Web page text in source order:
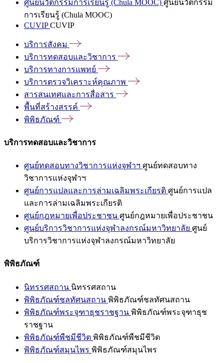
ศูนย์นวัตกรรมการเรียนรู้ (Chula MOOC) ศูนย์นวัตกรรม
การเรียนรู้ (Chula MOOC)
CUVIPCUVIP
บริการสังคม
บริการทดสอบและวิชาการ
บริการทางการแพทย์
บริการตรวจวิเคราะห์คุณภาพ
สารสนเทศและการสื่อสาร
พื้นที่สร้างสรรค์
พิพิธภัณฑ์
บริการทดสอบและวิชาการ
ศูนย์ทดสอบทางวิชาการแห่งจุฬาฯ ศูนย์ทดสอบทาง
วิชาการแห่งจุฬาฯ
ศูนย์การแปลและการล่ามเฉลิมพระเกียรติ ศูนย์การแปล
และการล่ามเฉลิมพระเกียรติ
ศูนย์กฎหมายเพื่อประชาชน ศูนย์กฎหมายเพื่อประชาชน
ศูนย์บริการวิชาการแห่งจุฬาลงกรณ์มหาวิทยาลัย ศูนย์
บริการวิชาการแห่งจุฬาลงกรณ์มหาวิทยาลัย
พิพิธภัณฑ์
นิทรรศสถาน นิทรรศสถาน
พิพิธภัณฑ์ชลทัศนสถาน พิพิธภัณฑ์ชลทัศนสถาน
พิพิธภัณฑ์พระจุฑาธุชราชฐาน พิพิธภัณฑ์พระจุฑาธุช
ราชฐาน
พิพิธภัณฑ์พืชมีชีวิต พิพิธภัณฑ์พืชมีชีวิต
พิพิธภัณฑ์สมุนไพร พิพิธภัณฑ์สมุนไพร